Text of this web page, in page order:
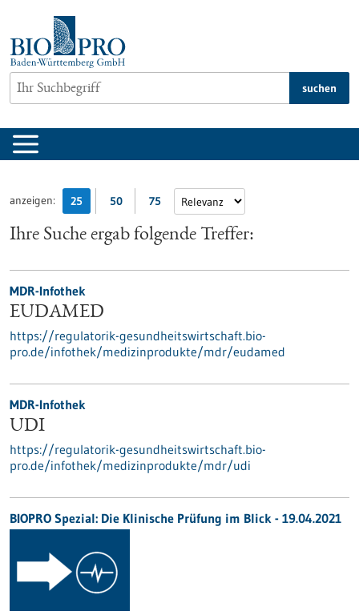
springen
suchen
anzeigen: 25 50 75
Ihre Suche ergab folgende Treffer:
MDR-Infothek
EUDAMED
https://regulatorik-gesundheitswirtschaft.bio-
pro.de/infothek/medizinprodukte/mdr/eudamed
MDR-Infothek
UDI
https://regulatorik-gesundheitswirtschaft.bio-
pro.de/infothek/medizinprodukte/mdr/udi
BIOPRO Spezial: Die Klinische Prüfung im Blick - 19.04.2021